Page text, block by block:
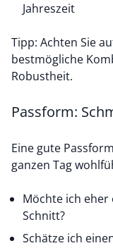
Jahreszeit
Tipp: Achten Sie
bestmögliche
Robustheit.
Passform:
Eine gute
ganzen Tag
Möchte ich
Schnitt?
Schätze ich